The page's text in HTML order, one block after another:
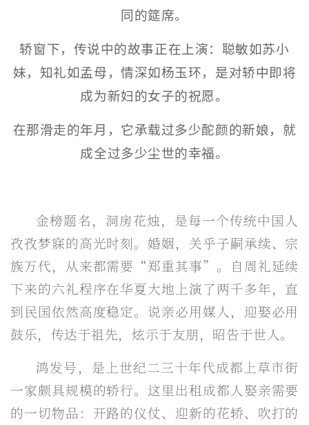
同的筵席。
轿窗下，传说中的故事正在上演：聪敏如苏小
妹，知礼如孟母，情深如杨玉环，是对轿中即将
成为新妇的女子的祝愿。
在那滑走的年月，它承载过多少酡颜的新娘，就
成全过多少尘世的幸福。
金榜题名，洞房花烛，是每一个传统中国人
孜孜梦寐的高光时刻。婚姻，关乎子嗣承续、宗
族万代，从来都需要“郑重其事”。自周礼延续
下来的六礼程序在华夏大地上演了两千多年，直
到民国依然高度稳定。说亲必用媒人，迎娶必用
鼓乐，传达于祖先，炫示于友朋，昭告于世人。
鸿发号，是上世纪二三十年代成都上草市街
一家颇具规模的轿行。这里出租成都人娶亲需要
的一切物品：开路的仪仗、迎新的花轿、吹打的